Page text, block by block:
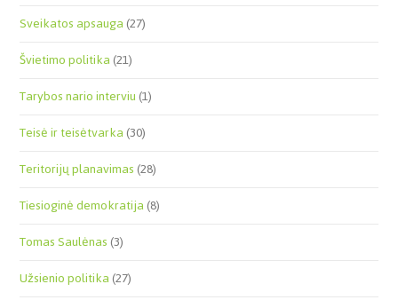
Sveikatos apsauga(27)
Švietimo politika(21)
Tarybos nario interviu(1)
Teisė ir teisėtvarka(30)
Teritorijų planavimas(28)
Tiesioginė demokratija(8)
Tomas Saulėnas(3)
Užsienio politika(27)